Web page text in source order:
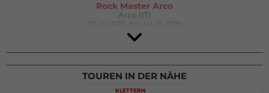
Rock Master Arco
Arco (IT)
9. Eiskletter Festival Osttirol
Eisparkt Osttirol
08.01.2027bis 10.01.2027
TOUREN IN DER NÄHE
KLETTERN